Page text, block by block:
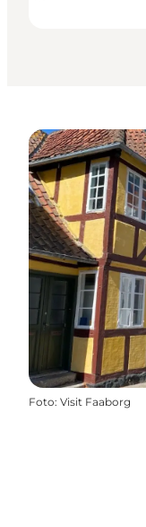
Foto: Visit Faaborg